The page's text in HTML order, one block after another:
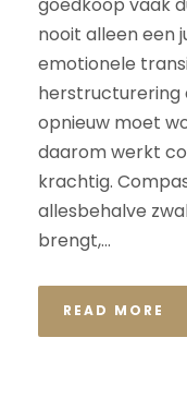
nooit alleen een
emotionele
herstructurering
opnieuw moet
daarom werkt
krachtig.
allesbehalve
brengt,...
READ MORE